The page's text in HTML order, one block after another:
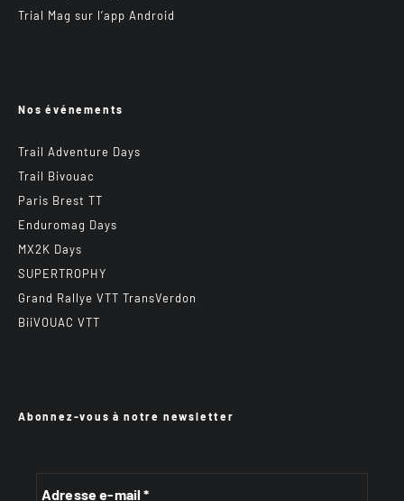
Trial Mag sur l’app Android
Nos événements
Trail Adventure Days
Trail Bivouac
Paris Brest TT
Enduromag Days
MX2K Days
SUPERTROPHY
Grand Rallye VTT TransVerdon
BiiVOUAC VTT
Abonnez-vous à notre newsletter